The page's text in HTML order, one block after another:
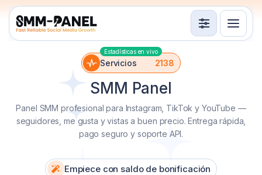
Servicios
Términos de servicio
Iniciar sesión Registrarse
Estadísticas en vivo
Pedidos
1350493
Usuarios
39403
SMM Panel
Panel SMM profesional para Instagram, TikTok y YouTube —
seguidores, me gusta y vistas a buen precio. Entrega rápida,
pago seguro y soporte API.
Empiece con saldo de bonificación